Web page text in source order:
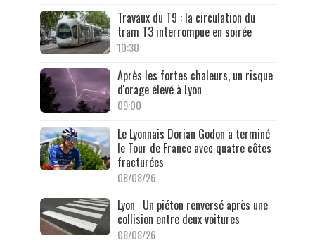
Travaux du T9 : la circulation du
tram T3 interrompue en soirée
10:30
Après les fortes chaleurs, un risque
d'orage élevé à Lyon
09:00
Le Lyonnais Dorian Godon a terminé
le Tour de France avec quatre côtes
fracturées
08/08/26
Lyon : Un piéton renversé après une
collision entre deux voitures
08/08/26